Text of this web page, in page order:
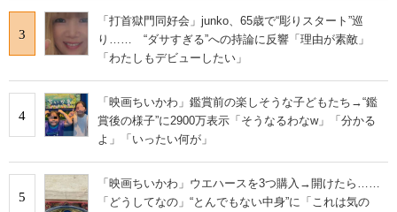
3
「打首獄門同好会」junko、65歳で“彫りスタート”巡
り…… “ダサすぎる”への持論に反響「理由が素敵」
「わたしもデビューしたい」
4
「映画ちいかわ」鑑賞前の楽しそうな子どもたち→“鑑
賞後の様子”に2900万表示「そうなるわなw」「分かる
よ」「いったい何が」
5
「映画ちいかわ」ウエハースを3つ購入→開けたら……
「どうしてなの」“とんでもない中身”に「これは気の